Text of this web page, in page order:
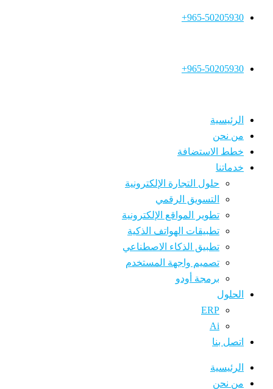
965-50205930+
965-50205930+
الرئيسية
من نحن
خطط الاستضافة
خدماتنا
حلول التجارة الإلكترونية
التسويق الرقمي
تطوير المواقع الإلكترونية
تطبيقات الهواتف الذكية
تطبيق الذكاء الاصطناعي
تصميم واجهة المستخدم
برمجة أودو
الحلول
ERP
Ai
اتصل بنا
الرئيسية
من نحن